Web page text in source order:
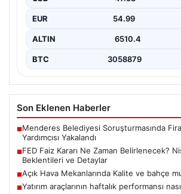
EUR 54.99
ALTIN 6510.4
BTC 3058879
Son Eklenen Haberler
■Menderes Belediyesi Soruşturmasında
Yardımcısı Yakalandı
■FED Faiz Kararı Ne Zaman Belirlenecek?
Beklentileri ve Detaylar
■Açık Hava Mekanlarında Kalite ve bahçe
■Yatırım araçlarının haftalık performansı